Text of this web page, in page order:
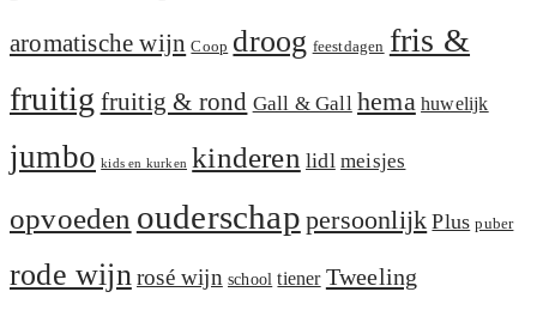
aromatische wijn Coop droog feestdagen fris &
fruitig fruitig & rond Gall & Gall hema huwelijk
jumbo kids en kurken kinderen lidl meisjes
opvoeden ouderschap persoonlijk Plus puber
rode wijn rosé wijn school tiener Tweeling